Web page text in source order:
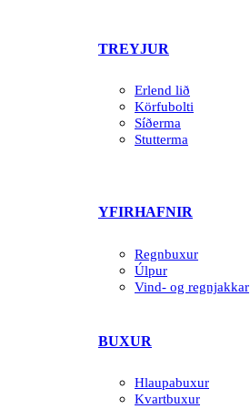
TREYJUR
Erlend lið
Körfubolti
Síðerma
Stutterma
YFIRHAFNIR
Regnbuxur
Úlpur
Vind- og regnjakkar
BUXUR
Hlaupabuxur
Kvartbuxur